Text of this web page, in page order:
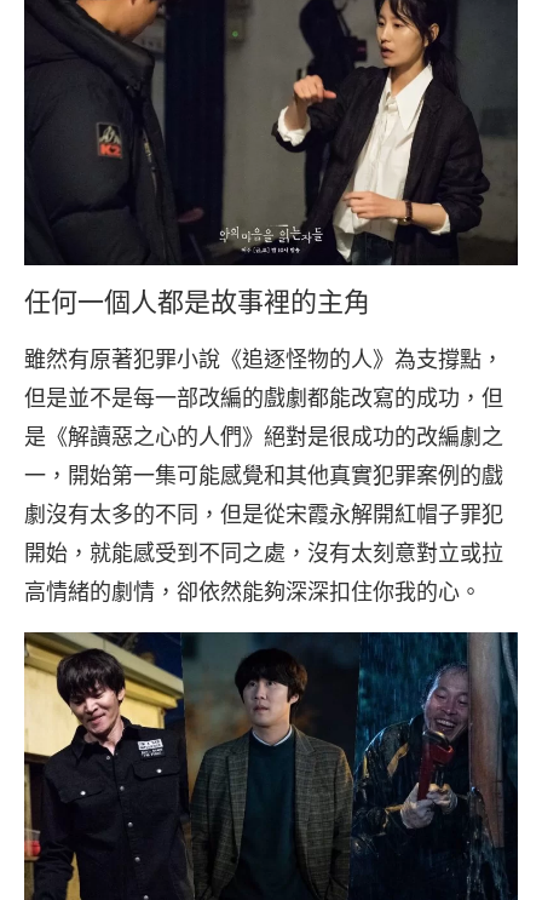
任何一個人都是故事裡的主角
雖然有原著犯罪小說《追逐怪物的人》為支撐點，
但是並不是每一部改編的戲劇都能改寫的成功，但
是《解讀惡之心的人們》絕對是很成功的改編劇之
一，開始第一集可能感覺和其他真實犯罪案例的戲
劇沒有太多的不同，但是從宋霞永解開紅帽子罪犯
開始，就能感受到不同之處，沒有太刻意對立或拉
高情緒的劇情，卻依然能夠深深扣住你我的心。